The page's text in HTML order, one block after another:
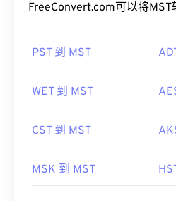
FreeConvert.com可以将MST
PST 到 MST
WET 到 MST
CST 到 MST
MSK 到 MST